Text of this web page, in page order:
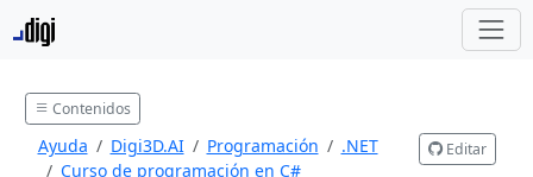
Contenidos
Ayuda Digi3D.AI Programación
.NET
Curso de programación en C#
Editar